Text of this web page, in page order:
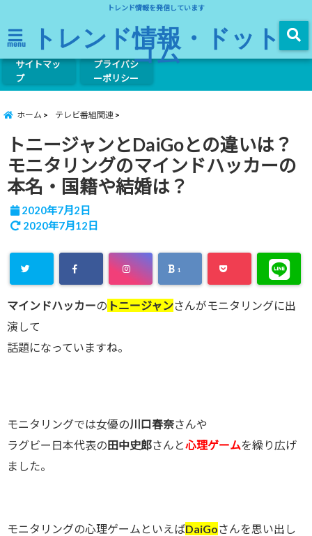
トレンド情報を発信しています
menu トレンド情報・ドット
コム
サイトマッ
プ
プライバシ
ーポリシー
ホーム テレビ番組関連
トニージャンとDaiGoとの違いは？
モニタリングのマインドハッカーの
本名・国籍や結婚は？
2020年7月2日
2020年7月12日
1
マインドハッカーの トニージャンさんがモニタリングに出
演して
話題になっていますね。
モニタリングでは女優の川口春奈さんや
ラグビー日本代表の田中史郎さんと心理ゲームを繰り広げ
ました。
モニタリングの心理ゲームといえばDaiGoさんを思い出し